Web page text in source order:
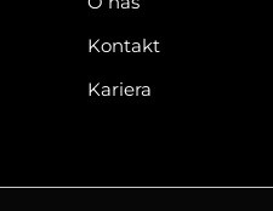
Kontakt
Kariera